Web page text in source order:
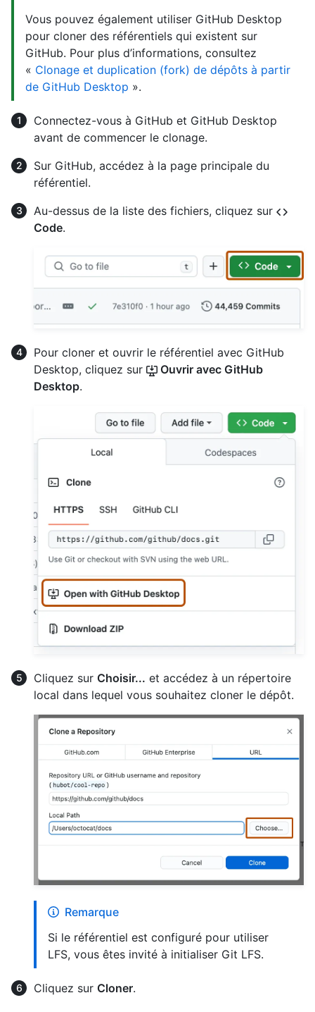
Vous pouvez également utiliser GitHub Desktop
pour cloner des référentiels qui existent sur
GitHub. Pour plus d’informations, consultez
« Clonage et duplication (fork) de dépôts à partir
de GitHub Desktop ».
Connectez-vous à GitHub et GitHub Desktop
avant de commencer le clonage.
Sur GitHub, accédez à la page principale du
référentiel.
Au-dessus de la liste des fichiers, cliquez sur
Code.
Pour cloner et ouvrir le référentiel avec GitHub
Desktop, cliquez sur
Ouvrir avec GitHub
Desktop.
Cliquez sur Choisir... et accédez à un répertoire
local dans lequel vous souhaitez cloner le dépôt.
Remarque
Si le référentiel est configuré pour utiliser
LFS, vous êtes invité à initialiser Git LFS.
Cliquez sur Cloner.